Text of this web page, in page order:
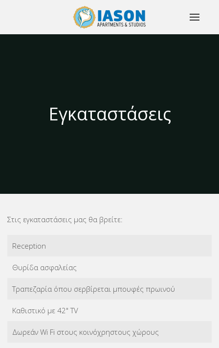
Εγκαταστάσεις
Στις εγκαταστάσεις μας θα βρείτε:
Reception
Θυρίδα ασφαλείας
Tραπεζαρία όπου σερβίρεται μπουφές πρωινού
Καθιστικό με 42" TV
Δωρεάν Wi Fi στους κοινόχρηστους χώρους